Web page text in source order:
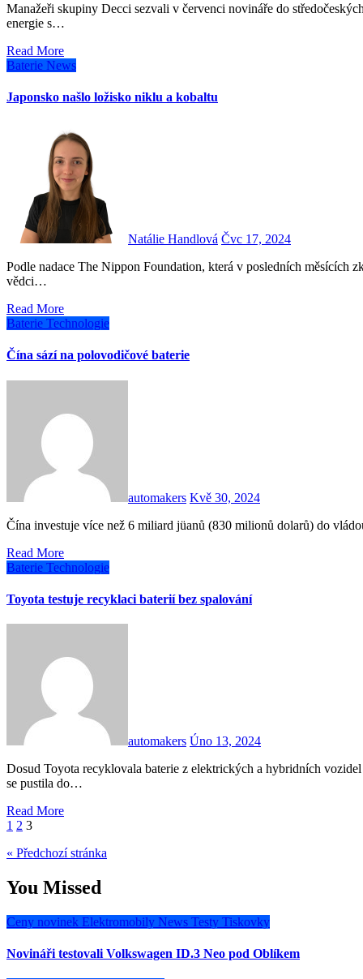
Manažeři skupiny Decci sezvali v červenci novináře do středočeských Vraňan na slavnostní opening nového hybridního zdroje
energie s…
Read More
Baterie News
Japonsko našlo ložisko niklu a kobaltu
Natálie Handlová Čvc 17, 2024
Podle nadace The Nippon Foundation, která v posledních měsících zkoumala mořské dno u ostrova Minami-Torishima společně s
vědci…
Read More
Baterie Technologie
Čína sází na polovodičové baterie
automakers Kvě 30, 2024
Čína investuje více než 6 miliard jüanů (830 milionů dolarů) do
Read More
Baterie Technologie
Toyota testuje recyklaci baterií bez spalování
automakers Úno 13, 2024
Dosud Toyota recyklovala baterie z elektrických a hybridních vozidel pomocí konvenčních spalovacích technik. Loni na podzim
se pustila do…
Read More
Stránkování
příspěvků
1 2 3
« Předchozí stránka
You Missed
Ceny novinek Elektromobily News Testy Tiskovky
Novináři testovali Volkswagen ID.3 Neo pod Oblíkem